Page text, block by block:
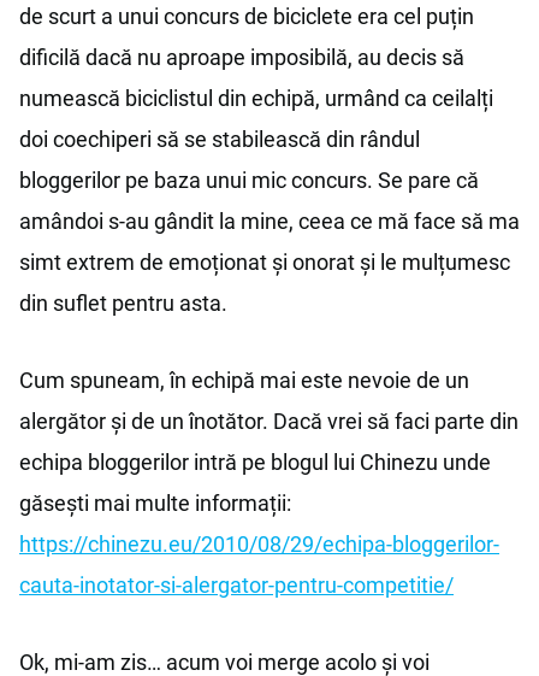
de scurt a unui concurs de biciclete era cel puțin
dificilă dacă nu aproape imposibilă, au decis să
numească biciclistul din echipă, urmând ca ceilalți
doi coechiperi să se stabilească din rândul
bloggerilor pe baza unui mic concurs. Se pare că
amândoi s-au gândit la mine, ceea ce mă face să ma
simt extrem de emoționat și onorat și le mulțumesc
din suflet pentru asta.
Cum spuneam, în echipă mai este nevoie de un
alergător și de un înotător. Dacă vrei să faci parte din
echipa bloggerilor intră pe blogul lui Chinezu unde
găsești mai multe informații:
https://chinezu.eu/2010/08/29/echipa-bloggerilor-
cauta-inotator-si-alergator-pentru-competitie/
Ok, mi-am zis… acum voi merge acolo și voi